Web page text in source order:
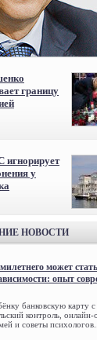
границу
игнорирует
у
НОВОСТИ
может
опыт
банковскую карту
контроль,
и советы